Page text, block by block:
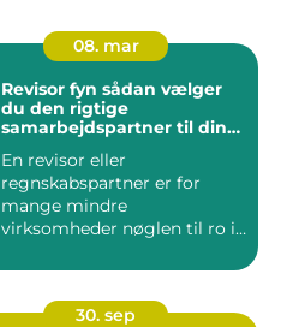
08. mar
Revisor fyn sådan vælger
du den rigtige
samarbejdspartner til din
En revisor eller
regnskabspartner er for
mange mindre
virksomheder nøglen til ro i
30. sep